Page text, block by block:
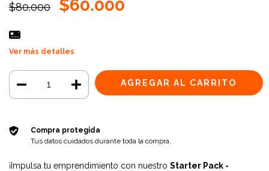
$80.000 $60.000
Ver más detalles
Compra protegida
Tus datos cuidados durante toda la compra.
¡Impulsa tu emprendimiento con nuestro Starter Pack -